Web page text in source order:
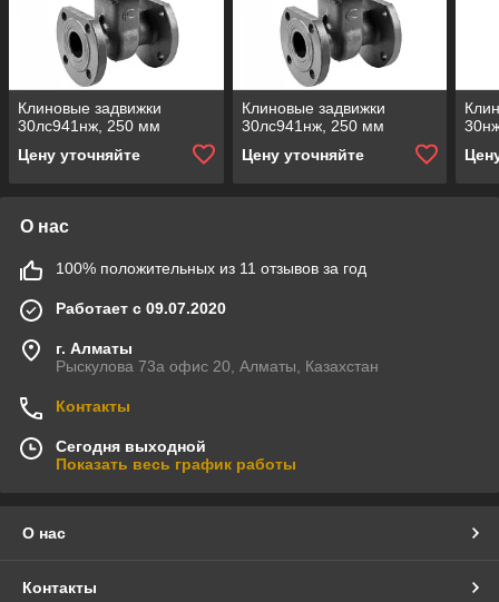
Клиновые задвижки
30лс941нж, 250 мм
Цену уточняйте
Клиновые задвижки
30лс941нж, 250 мм
Цену уточняйте
О нас
100% положительных из 11 отзывов за год
Работает с 09.07.2020
г. Алматы
Рыскулова 73а офис 20, Алматы, Казахстан
Контакты
Сегодня выходной
Показать весь график работы
О нас
Контакты